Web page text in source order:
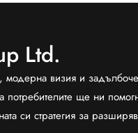
Ltd.
модерна визия и
потребителите ще ни
си стратегия за